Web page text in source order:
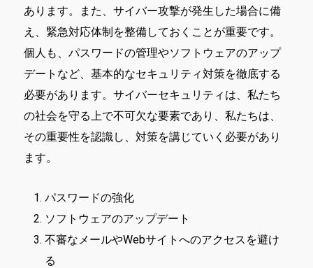
あります。また、サイバー攻撃が発生した場合に備
え、緊急対応体制を整備しておくことが重要です。
個人も、パスワードの管理やソフトウェアのアップ
デートなど、基本的なセキュリティ対策を徹底する
必要があります。サイバーセキュリティは、私たち
の社会を守る上で不可欠な要素であり、私たちは、
その重要性を認識し、対策を講じていく必要があり
ます。
パスワードの強化
ソフトウェアのアップデート
不審なメールやWebサイトへのアクセスを避け
る